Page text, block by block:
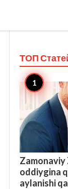
ТОП
oddiygina
aylanishi